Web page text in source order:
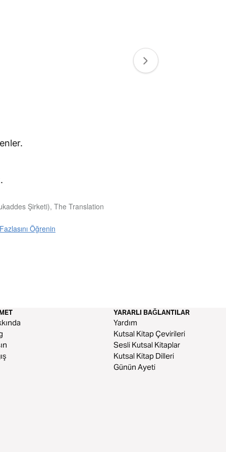
Şirketi), The Translation
Öğrenin
YARARLI BAĞLANTILAR
Yardım
Kutsal Kitap Çevirileri
Sesli Kutsal Kitaplar
Kutsal Kitap Dilleri
Günün Ayeti